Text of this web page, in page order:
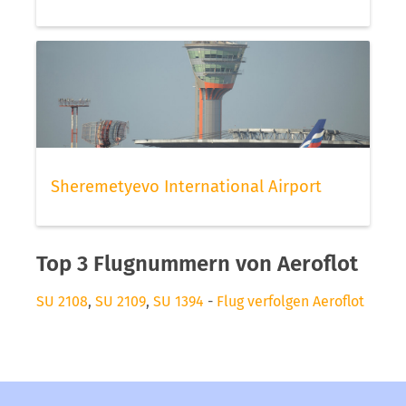
Sheremetyevo International Airport
Top 3 Flugnummern von Aeroflot
SU 2108, SU 2109, SU 1394 - Flug verfolgen Aeroflot